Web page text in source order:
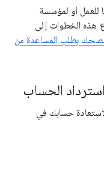
للعمل أو لمؤسسة
هذه الخطوات إلى
بطلب المساعدة من
الحساب
حسابك في